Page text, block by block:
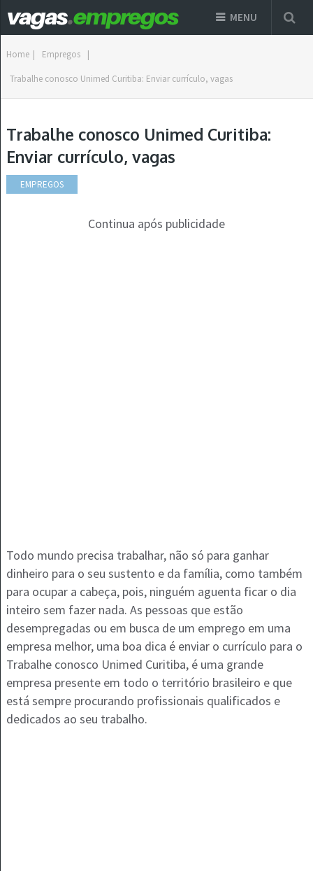
MENU
Home | Empregos |
Trabalhe conosco Unimed Curitiba: Enviar currículo, vagas
Trabalhe conosco Unimed Curitiba:
Enviar currículo, vagas
EMPREGOS
Continua após publicidade
Todo mundo precisa trabalhar, não só para ganhar
dinheiro para o seu sustento e da família, como também
para ocupar a cabeça, pois, ninguém aguenta ficar o dia
inteiro sem fazer nada. As pessoas que estão
desempregadas ou em busca de um emprego em uma
empresa melhor, uma boa dica é enviar o currículo para o
Trabalhe conosco Unimed Curitiba, é uma grande
empresa presente em todo o território brasileiro e que
está sempre procurando profissionais qualificados e
dedicados ao seu trabalho.